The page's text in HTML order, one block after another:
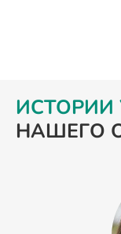
ИСТОРИИ
НАШЕГО